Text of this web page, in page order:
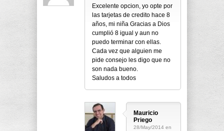
Excelente opcion, yo opte por
las tarjetas de credito hace 8
años, mi niña Gracias a Dios
cumplió 8 igual y aun no
puedo terminar con ellas.
Cada vez que alguien me
pide consejo les digo que no
son nada bueno.
Saludos a todos
Mauricio
Priego
28/May/2014 en